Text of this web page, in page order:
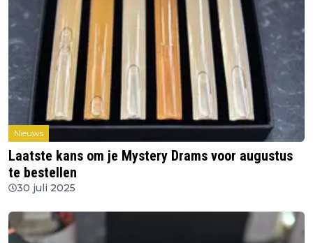
Nieuws
Laatste kans om je Mystery Drams voor augustus
te bestellen
30 juli 2025